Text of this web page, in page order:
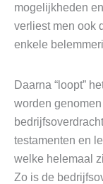
mogelijkheden
verliest men ook
enkele
Daarna “loopt”
worden
testamenten en
welke helemaal
Zo is de